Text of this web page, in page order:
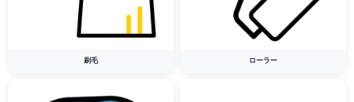
刷毛 ローラー